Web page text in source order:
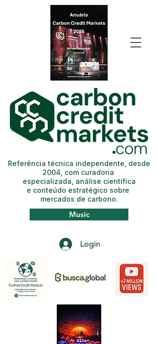
Login
Music
Referência técnica independente, desde
2004, com curadoria
especializada, análise científica
e conteúdo estratégico sobre
mercados de carbono.